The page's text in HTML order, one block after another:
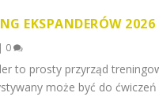
EKSPANDERÓW 2026
| 0
to prosty przyrząd
może być do ćwiczeń